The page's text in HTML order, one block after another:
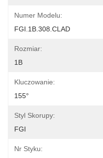
Numer Modelu:
FGI.1B.308.CLAD
Rozmiar:
1B
Kluczowanie:
155°
Styl Skorupy:
FGI
Nr Styku: